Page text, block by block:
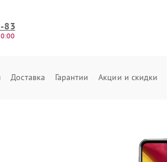
83
Доставка Гарантии Акции и скидки